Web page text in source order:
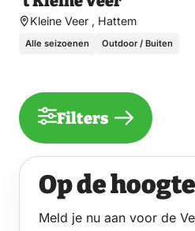
Kleine Veer , Hattem
Alle seizoenen Outdoor / Buiten
Filters
Op de
Meld je nu aan voor de